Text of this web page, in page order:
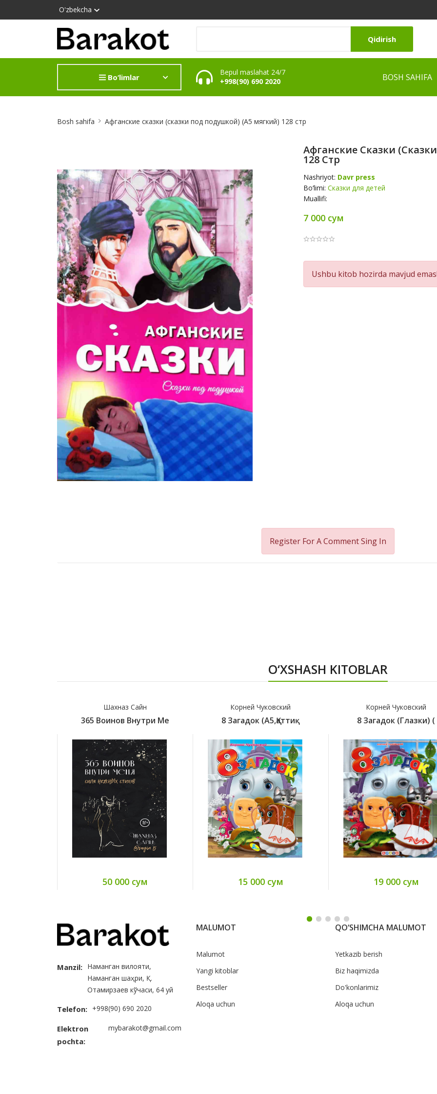
O'zbekcha
Qidirish
Bo‘limlar
Bepul maslahat 24/7
+998(90) 690 2020
BOSH SAHIFA
Bosh sahifa Афганские сказки (сказки под подушкой) (А5 мягкий) 128 стр
Афганские Сказки
128 Стр
Nashriyot: Davr press
Bo‘limi: Сказки для детей
Muallifi:
7 000 сум
Product
Summery
Ushbu kitob hozirda mavjud
Register For A CommentSing In
O‘XSHASH KITOBLAR
Шахназ Сайн
365 Воинов Внутри Ме
50 000 сум
Корней Чуковский
8 Загадок (A5,қаттиқ
15 000 сум
Корней Чуковский
8 Загадок (глазки) (
19 000 сум
Manzil: Наманган вилояти,
Наманган шаҳри, Қ.
Отамирзаев кўчаси, 64 уй
Telefon: +998(90) 690 2020
Elektron
pochta:
mybarakot@gmail.com
MALUMOT
Malumot
Yangi kitoblar
Bestseller
Aloqa uchun
QO‘SHIMCHA MALUMOT
Yetkazib berish
Biz haqimizda
Do'konlarimiz
Aloqa uchun